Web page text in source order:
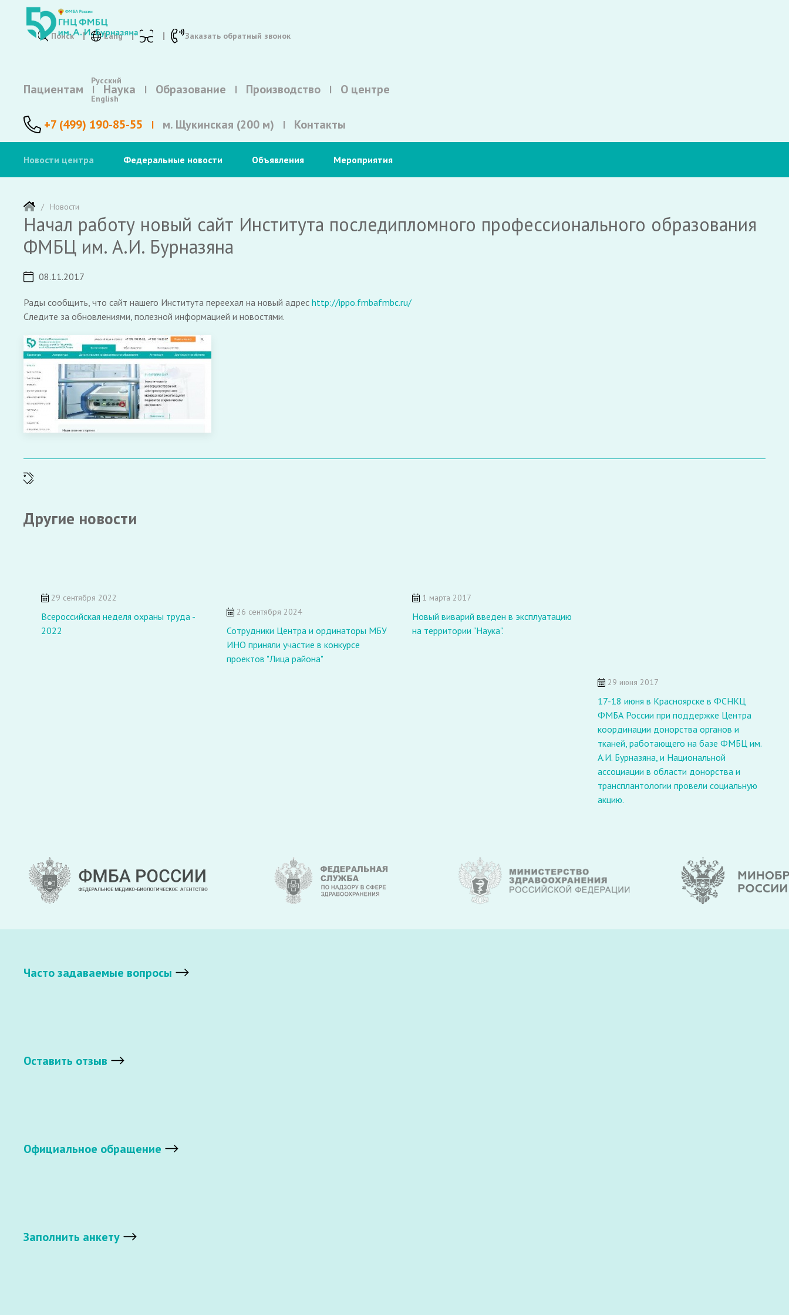
Поиск Lang
Русский
English
Заказать обратный звонок
Пациентам Наука Образование Производство О центре
+7 (499) 190-85-55 м. Щукинская (200 м) Контакты
Новости центра Федеральные новости Объявления Мероприятия
Новости
Начал работу новый сайт Института последипломного профессионального образования
ФМБЦ им. А.И. Бурназяна
08.11.2017
Рады сообщить, что сайт нашего Института переехал на новый адрес http://ippo.fmbafmbc.ru/
Следите за обновлениями, полезной информацией и новостями.
Другие новости
29 сентября 2022
Всероссийская неделя охраны труда -
2022
26 сентября 2024
Сотрудники Центра и ординаторы МБУ
ИНО приняли участие в конкурсе
проектов "Лица района"
1 марта 2017
Новый виварий введен в эксплуатацию
на территории "Наука".
29 июня 2017
17-18 июня в Красноярске в ФСНКЦ
ФМБА России при поддержке Центра
координации донорства органов и
тканей, работающего на базе ФМБЦ им.
А.И. Бурназяна, и Национальной
ассоциации в области донорства и
трансплантологии провели социальную
акцию.
Часто задаваемые вопросы
Оставить отзыв
Официальное обращение
Заполнить анкету